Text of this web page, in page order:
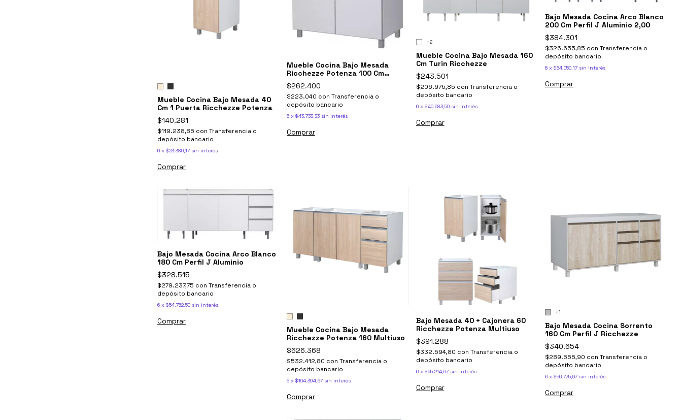
Mueble Cocina Bajo Mesada 40
Cm 1 Puerta Ricchezze Potenza
$140.281
$119.238,85 con Transferencia o
depósito bancario
6 x $23.380,17 sin interés
Comprar
Mueble Cocina Bajo Mesada
Ricchezze Potenza 100 Cm
Blanco
$262.400
$223.040 con Transferencia o
depósito bancario
6 x $43.733,33 sin interés
+2
Mueble Cocina Bajo Mesada 160
Cm Turin Ricchezze
$243.501
$206.975,85 con Transferencia o
depósito bancario
6 x $40.583,50 sin interés
Comprar
Bajo Mesada Cocina Arco Blanco
200 Cm Perfil J Aluminio 2,00
$384.301
$326.655,85 con Transferencia o
depósito bancario
6 x$64.050,17 sin interés
Bajo Mesada Cocina Arco Blanco
180 Cm Perfil J Aluminio
$328.515
$279.237,75 con Transferencia o
depósito bancario
6 x $54.752,50 sin interés
Mueble Cocina Bajo Mesada
Ricchezze Potenza 160 Multiuso
$626.368
$532.412,80 con Transferencia o
depósito bancario
6 x $104.394,67 sin interés
Comprar
Bajo Mesada 40 + Cajonera 60
Ricchezze Potenza Multiuso
$391.288
$332.594,80 con Transferencia o
depósito bancario
6 x $65.214,67 sin interés
Comprar
+1
Bajo Mesada Cocina Sorrento
160 Cm Perfil J Ricchezze
$340.654
$289.555,90 con Transferencia o
depósito bancario
6 x$56.775,67 sin interés
Comprar